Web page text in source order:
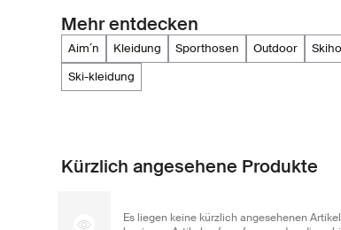
Mehr entdecken
aim´n kleidung sporthosen outdoor
ski-kleidung
Kürzlich angesehene Produkte
Es liegen keine kürzlich angesehenen